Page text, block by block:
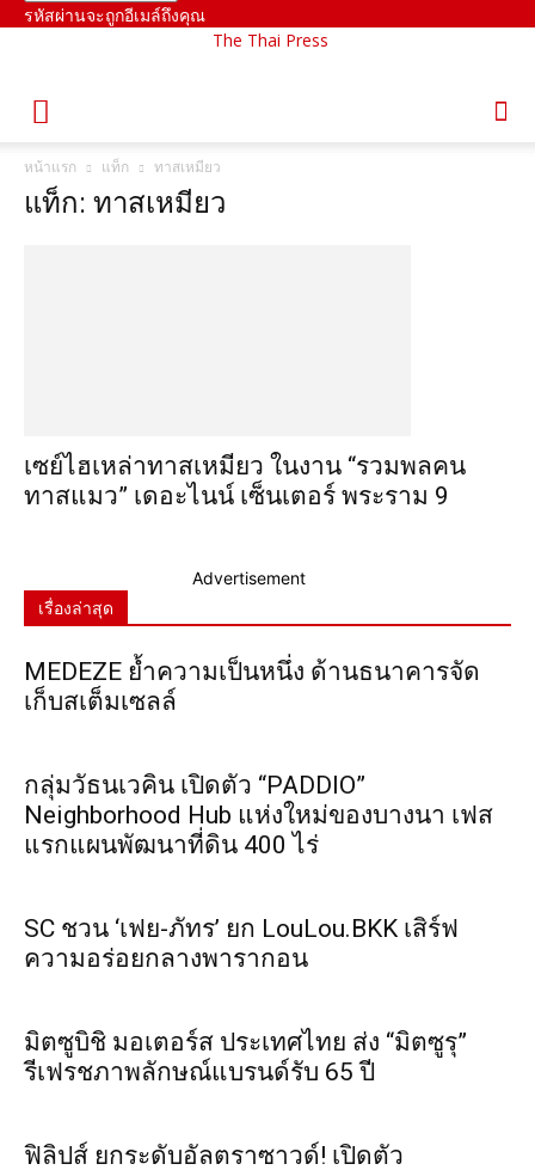
รหัสผ่านจะถูกอีเมล์ถึงคุณ
The Thai Press
หน้าแรก แท็ก ทาสเหมียว
แท็ก: ทาสเหมียว
เซย์ไฮเหล่าทาสเหมียว ในงาน “รวมพลคน
ทาสแมว” เดอะไนน์ เซ็นเตอร์ พระราม 9
Advertisement
เรื่องล่าสุด
MEDEZE ย้ำความเป็นหนึ่ง ด้านธนาคารจัด
เก็บสเต็มเซลล์
กลุ่มวัธนเวคิน เปิดตัว “PADDIO”
Neighborhood Hub แห่งใหม่ของบางนา เฟส
แรกแผนพัฒนาที่ดิน 400 ไร่
SC ชวน ‘เฟย-ภัทร’ ยก LouLou.BKK เสิร์ฟ
ความอร่อยกลางพารากอน
มิตซูบิชิ มอเตอร์ส ประเทศไทย ส่ง “มิตซูรุ”
รีเฟรชภาพลักษณ์แบรนด์รับ 65 ปี
ฟิลิปส์ ยกระดับอัลตราซาวด์! เปิดตัว